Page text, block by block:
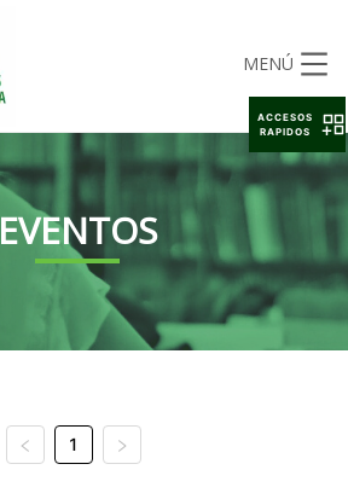
MENÚ
EVENTOS
1
ACCESOS
RAPIDOS